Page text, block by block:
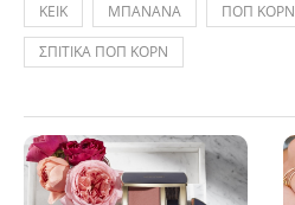
ΚΕΙΚ
ΜΠΑΝΑΝΑ ΠΟΠ ΚΟΡΝ
ΣΠΙΤΙΚΑ ΠΟΠ ΚΟΡΝ